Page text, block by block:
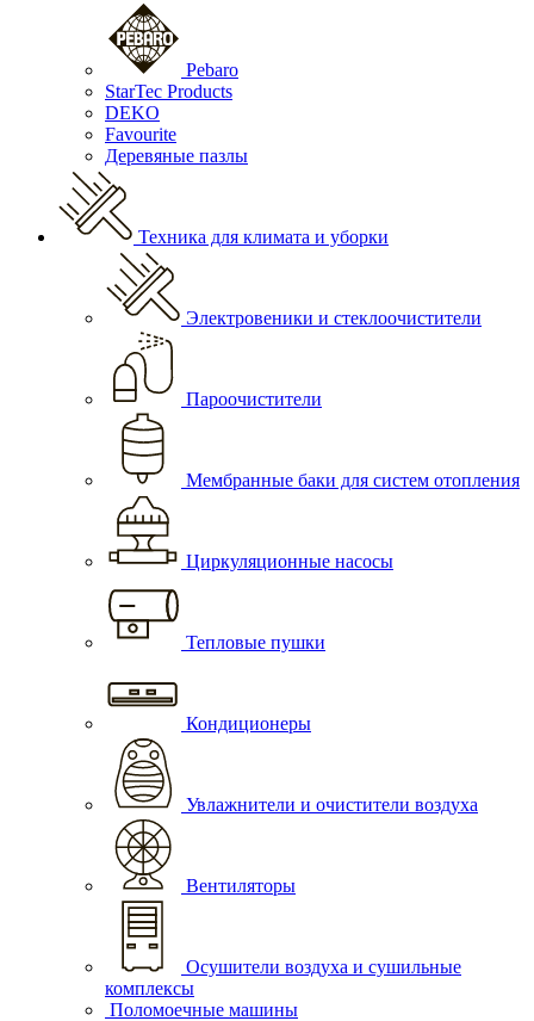
Pebaro
StarTec Products
DEKO
Favourite
Деревяные пазлы
Техника для климата и уборки
Электровеники и стеклоочистители
Пароочистители
Мембранные баки для систем отопления
Циркуляционные насосы
Тепловые пушки
Кондиционеры
Увлажнители и очистители воздуха
Вентиляторы
Осушители воздуха и сушильные
комплексы
Поломоечные машины